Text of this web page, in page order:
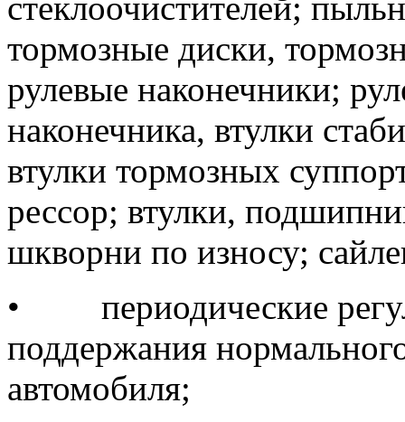
тормозные диски,
рулевые наконечники;
наконечника, втулки
втулки тормозных
рессор; втулки,
шкворни по износу;
•
периодические
поддержания
автомобиля;